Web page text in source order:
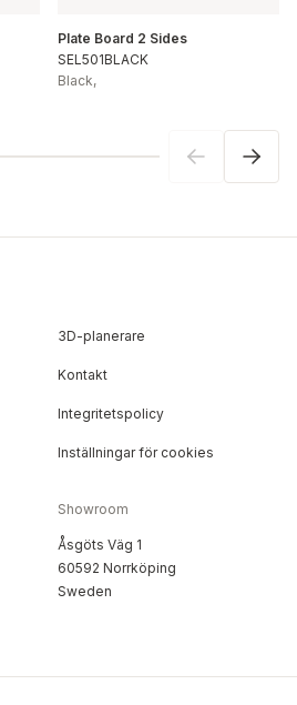
Plate Board 2 Sides
SEL501BLACK
Black,
3D-planerare
Kontakt
Integritetspolicy
Inställningar för cookies
Showroom
Åsgöts Väg 1
60592 Norrköping
Sweden